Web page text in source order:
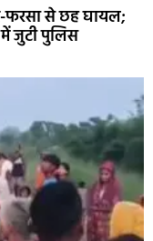
फरसा से छह घायल;
में जुटी पुलिस